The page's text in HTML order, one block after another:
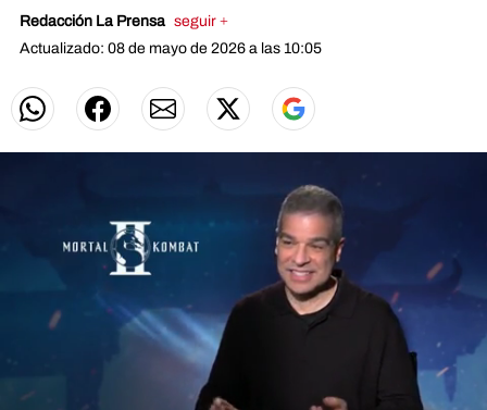
Redacción La Prensa seguir +
Actualizado: 08 de mayo de 2026 a las 10:05